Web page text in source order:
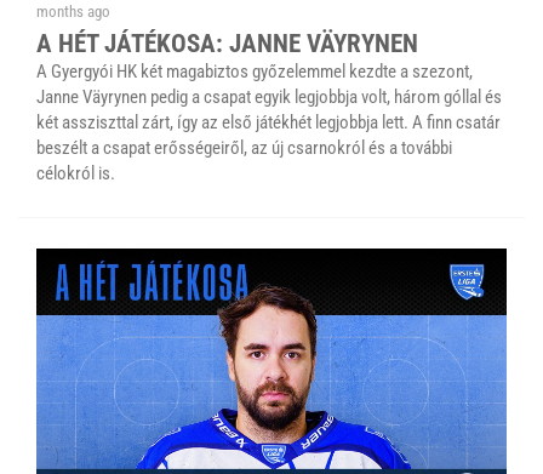
months ago
A HÉT JÁTÉKOSA: JANNE VÄYRYNEN
A Gyergyói HK két magabiztos győzelemmel kezdte a szezont,
Janne Väyrynen pedig a csapat egyik legjobbja volt, három góllal és
két assziszttal zárt, így az első játékhét legjobbja lett. A finn csatár
beszélt a csapat erősségeiről, az új csarnokról és a további
célokról is.